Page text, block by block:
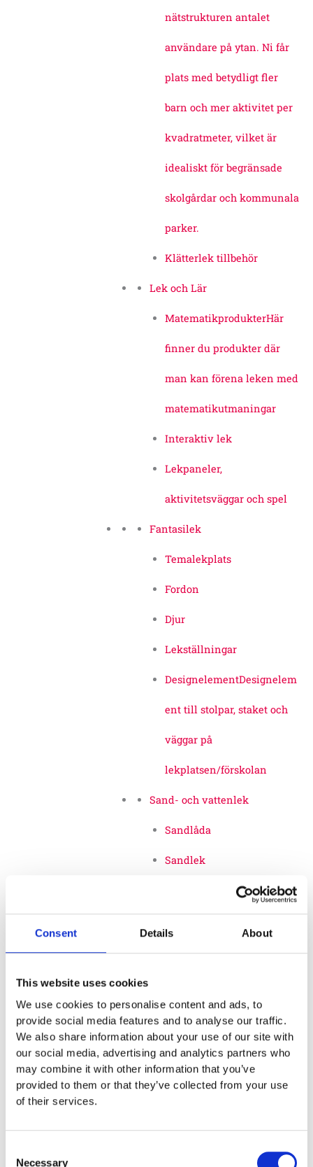
Consent Details About
This website uses cookies
We use cookies to personalise content and ads, to
provide social media features and to analyse our traffic.
We also share information about your use of our site with
our social media, advertising and analytics partners who
may combine it with other information that you’ve
provided to them or that they’ve collected from your use
of their services.
Necessary
nätstrukturen antalet
användare på ytan. Ni får
plats med betydligt fler
barn och mer aktivitet per
kvadratmeter, vilket är
idealiskt för begränsade
skolgårdar och kommunala
parker.
Klätterlek tillbehör
Lek och Lär
MatematikprodukterHär
finner du produkter där
man kan förena leken med
matematikutmaningar
Interaktiv lek
Lekpaneler,
aktivitetsväggar och spel
Fantasilek
Temalekplats
Fordon
Djur
Lekställningar
DesignelementDesignelem
ent till stolpar, staket och
väggar på
lekplatsen/förskolan
Sand- och vattenlek
Sandlåda
Sandlek
Sand- och vattenlek
Naturlek
Inkluderande lek
Svanenmärkta produkter
Inspringningshinder